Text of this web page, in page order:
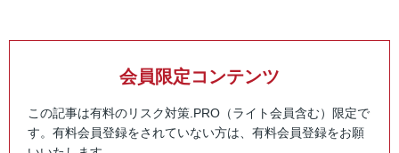
会員限定コンテンツ
この記事は有料のリスク対策.PRO（ライト会員含む）限定で
す。有料会員登録をされていない方は、有料会員登録をお願